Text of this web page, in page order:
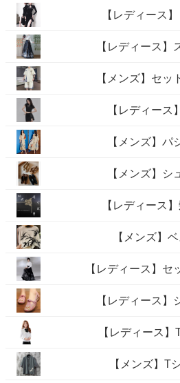
【レディース
【レディース】
【メンズ】セッ
【レディース
【メンズ】パ
【メンズ】シ
【レディース
【メンズ】
【レディース】セ
【レディース】
【レディース】
【メンズ】T